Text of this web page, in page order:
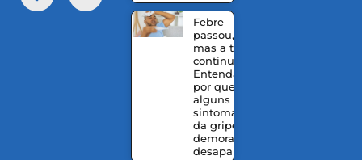
Febre
passou,
mas a tosse
continua?
Entenda
por que
alguns
sintomas
da gripe
demoram a
desaparecer